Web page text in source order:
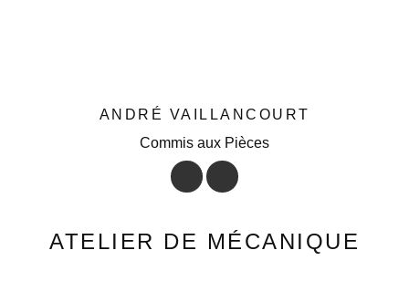
ANDRÉ VAILLANCOURT
Commis aux Pièces
ATELIER DE MÉCANIQUE